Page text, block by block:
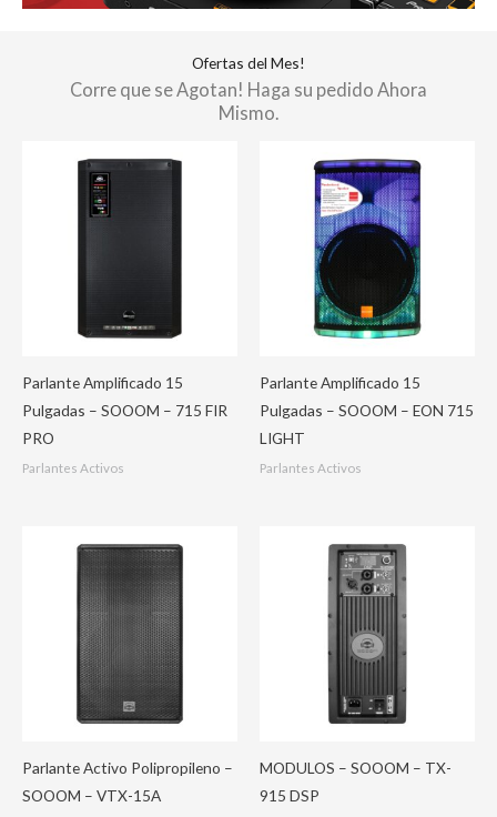
Ofertas del Mes!
Corre que se Agotan! Haga su pedido Ahora
Mismo.
Parlante Amplificado 15
Pulgadas – SOOOM – 715 FIR
PRO
Parlantes Activos
Parlante Amplificado 15
Pulgadas – SOOOM – EON 715
LIGHT
Parlantes Activos
Parlante Activo Polipropileno –
SOOOM – VTX-15A
MODULOS – SOOOM – TX-
915 DSP